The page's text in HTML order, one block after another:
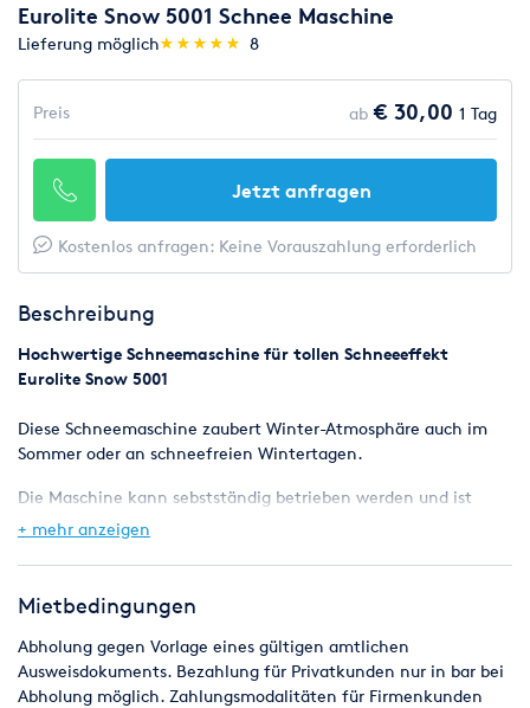
Eurolite Snow 5001 Schnee Maschine
Lieferung möglich(*)
★
★
(*)★
★
(*) ★
★
(*) ★
★
(*) ★
★ 8
Preis ab € 30,00 1 Tag
Jetzt anfragen
Kostenlos anfragen: Keine Vorauszahlung erforderlich
Beschreibung
Hochwertige Schneemaschine für tollen Schneeeffekt
Eurolite Snow 5001
Diese Schneemaschine zaubert Winter-Atmosphäre auch im
Sommer oder an schneefreien Wintertagen.
Die Maschine kann sebstständig betrieben werden und ist
einfach in der Handhabung. Die Größe der einzelnen
Ausstoßweite.
Lieferung ohne Snow-Fluid.
Eine Füllung (5l) Snow-Fluid: 35 Euro.
Jeder weitere Kanister auf Kommission für 35 Euro Pfand. Die
Maschine darf nur mit unserem Snow-Fluid betrieben werden.
+ mehr anzeigen
Mietbedingungen
Abholung gegen Vorlage eines gültigen amtlichen
Ausweisdokuments. Bezahlung für Privatkunden nur in bar bei
Abholung möglich. Zahlungsmodalitäten für Firmenkunden